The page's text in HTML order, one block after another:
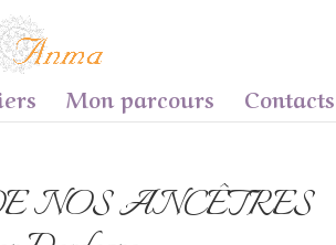
Mon parcours Contacts
NOS ANCÊTRES